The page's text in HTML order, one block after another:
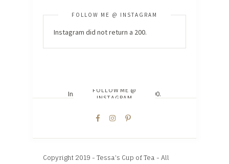
FOLLOW ME @ INSTAGRAM
Instagram did not return a 200.
FOLLOW ME @
INSTAGRAM
Instagram did not return a 200.
Copyright 2019 - Tessa's Cup of Tea - All